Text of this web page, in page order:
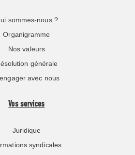
sommes-nous ?
Organigramme
Nos valeurs
générale
avec nous
Vos services
Juridique
syndicales